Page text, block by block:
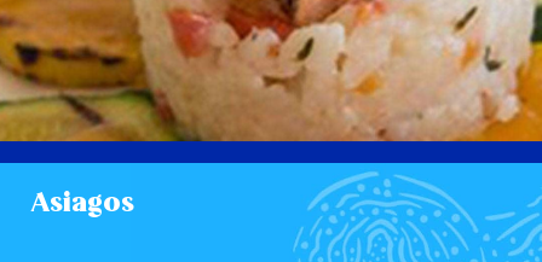
Asiagos